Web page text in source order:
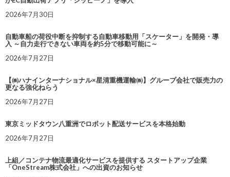
2026年7月30日
自動車船の荷役中断を抑制する自動車移動用「スケーター」を開発・導
入 ～自力走行できない車両を約5分で移動可能に～
2026年7月27日
【㈱ハナインターナショナル×星清重機運輸㈱】グループ会社で販売力の
更なる強化ねらう
2026年7月27日
東京ミッドタウン八重洲でロボット配送サービスを本格始動
2026年7月27日
上組／コンテナ物流最適化サービスを提供する スタートアップ企業
「OneStream株式会社」への出資のお知らせ